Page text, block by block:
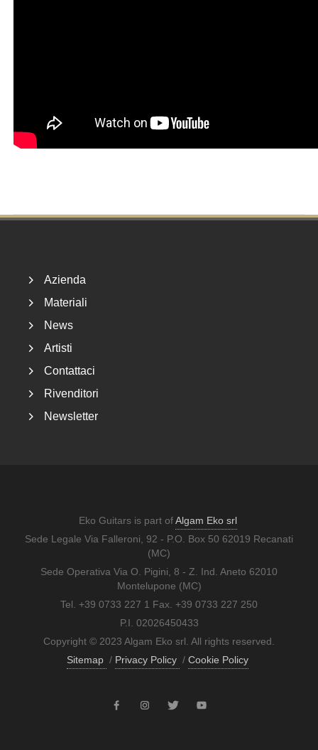
Azienda
Materiali
News
Artisti
Contattaci
Rivenditori
Newsletter
Eko Guitars is part ofAlgam Eko srl
Sede Legale Via Falleroni, 92 - P.O. Box 50 62019 Recanati
(MC)
Sede Operativa Via O. Pigini, 8 - Z. Ind. Aneto 62010
Montelupone (MC)
Tel. +39 0733 227 1 Fax. +39 0733 227 250
P.I. 02026450433
Copyright © 2023 Algam Eko srl. All rights reserved.
Sitemap / Privacy Policy / Cookie Policy